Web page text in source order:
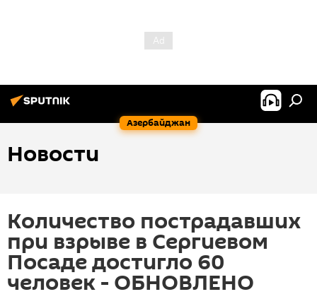
Азербайджан
Новости
Количество пострадавших
при взрыве в Сергиевом
Посаде достигло 60
человек - ОБНОВЛЕНО